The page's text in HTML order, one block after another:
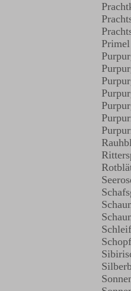
Primel